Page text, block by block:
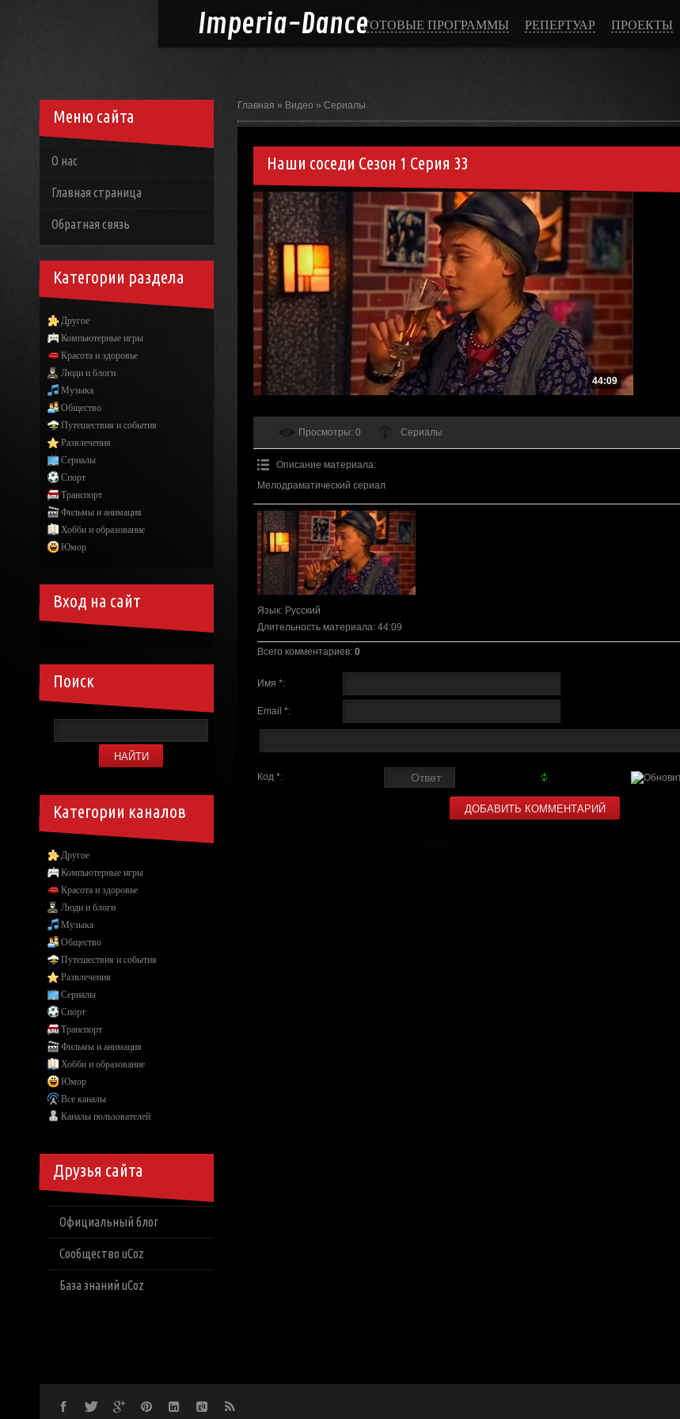
Imperia-DanceГОТОВЫЕ ПРОГРАММЫ РЕПЕРТУАР ПРОЕКТЫ
Главная » Видео » Сериалы
Наши соседи Сезон 1 Серия 33
44:09
Просмотры: 0 Сериалы
Описание материала:
Мелодраматический сериал
Язык: Русский
Длительность материала: 44:09
Всего комментариев: 0
Имя *:
Email *:
Код *:
Меню сайта
О нас
Главная страница
Обратная связь
Категории раздела
Другое
Компьютерные игры
Красота и здоровье
Люди и блоги
Музыка
Общество
Путешествия и события
Развлечения
Сериалы
Спорт
Транспорт
Фильмы и анимация
Хобби и образование
Юмор
Вход на сайт
Поиск
Категории каналов
Другое
Компьютерные игры
Красота и здоровье
Люди и блоги
Музыка
Общество
Путешествия и события
Развлечения
Сериалы
Спорт
Транспорт
Фильмы и анимация
Хобби и образование
Юмор
Все каналы
Каналы пользователей
Друзья сайта
Официальный блог
Сообщество uCoz
База знаний uCoz